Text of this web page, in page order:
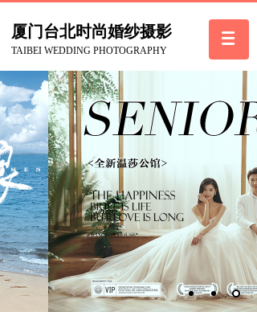
厦门台北时尚婚纱摄影
TAIBEI WEDDING PHOTOGRAPHY